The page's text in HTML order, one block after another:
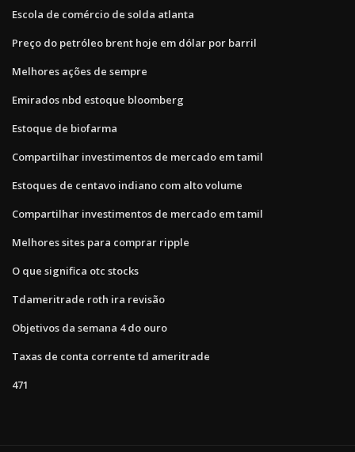
Escola de comércio de solda atlanta
Preço do petróleo brent hoje em dólar por barril
Melhores ações de sempre
Emirados nbd estoque bloomberg
Estoque de biofarma
Compartilhar investimentos de mercado em tamil
Estoques de centavo indiano com alto volume
Compartilhar investimentos de mercado em tamil
Melhores sites para comprar ripple
O que significa otc stocks
Tdameritrade roth ira revisão
Objetivos da semana 4 do ouro
Taxas de conta corrente td ameritrade
471